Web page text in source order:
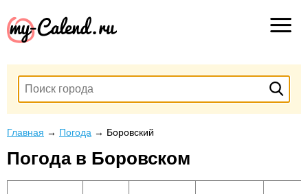
Главная → Погода → Боровский
Погода в Боровском